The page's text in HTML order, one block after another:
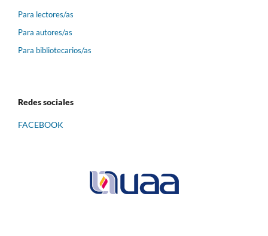
Para lectores/as
Para autores/as
Para bibliotecarios/as
Redes sociales
FACEBOOK